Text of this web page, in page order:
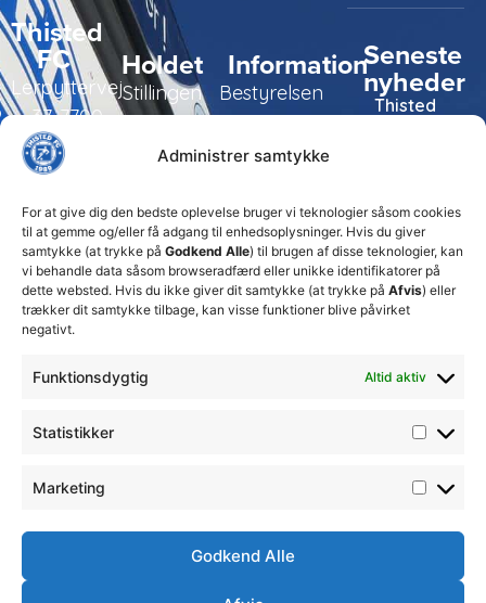
Administrer samtykke
For at give dig den bedste oplevelse bruger vi teknologier såsom cookies
til at gemme og/eller få adgang til enhedsoplysninger. Hvis du giver
samtykke (at trykke på Godkend Alle) til brugen af disse teknologier, kan
vi behandle data såsom browseradfærd eller unikke identifikatorer på
dette websted. Hvis du ikke giver dit samtykke (at trykke på Afvis) eller
trækker dit samtykke tilbage, kan visse funktioner blive påvirket
negativt.
Funktionsdygtig Altid aktiv
Statistikker
Marketing
Godkend Alle
Thisted
FC
Lerpyttervej
37, 7700
Thisted
99 19
19
Holdet
Stillingen
Trænerteamet
Information
Bestyrelsen
ledelse
Erhverv
Club 500
Seneste
nyheder
Thisted
for at
sikre
klubbens
fremtid
15. juli 2026
𝘀𝗽𝗶𝗹𝗹𝗲𝗿
17. april 2026
Velkommen
til Emilie
7. februar